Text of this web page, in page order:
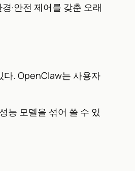
·안전 제어를 갖춘 오래
다. OpenClaw는 사용자
능 모델을 섞어 쓸 수 있